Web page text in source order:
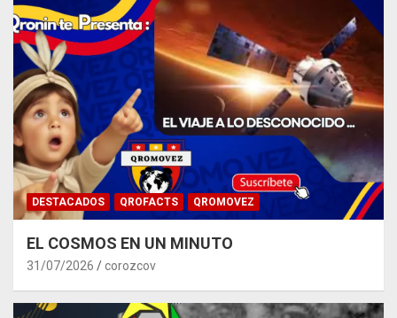
DESTACADOS QROFACTS QROMOVEZ
EL COSMOS EN UN MINUTO
31/07/2026 corozcov